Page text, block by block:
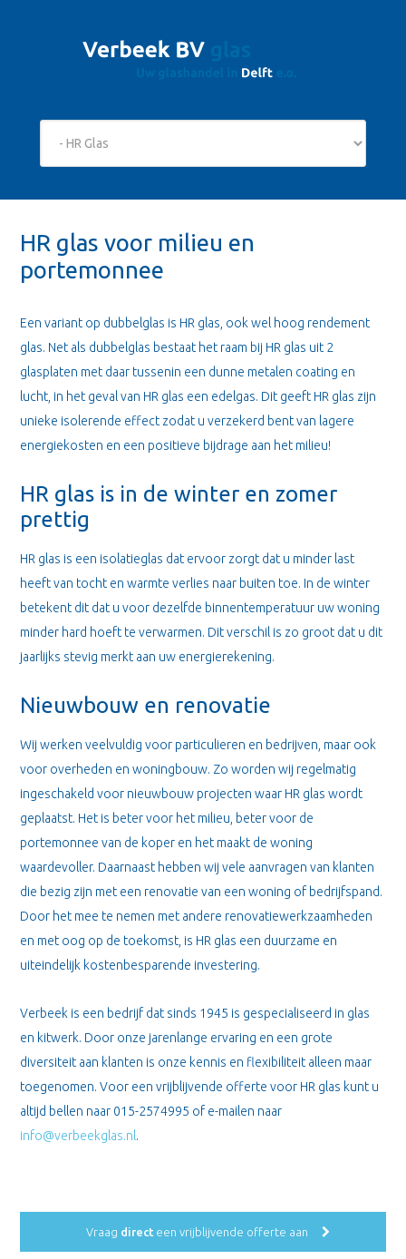
HR glas voor milieu en
portemonnee
Een variant op dubbelglas is HR glas, ook wel hoog rendement
glas. Net als dubbelglas bestaat het raam bij HR glas uit 2
glasplaten met daar tussenin een dunne metalen coating en
lucht, in het geval van HR glas een edelgas. Dit geeft HR glas zijn
unieke isolerende effect zodat u verzekerd bent van lagere
energiekosten en een positieve bijdrage aan het milieu!
HR glas is in de winter en zomer
prettig
HR glas is een isolatieglas dat ervoor zorgt dat u minder last
heeft van tocht en warmte verlies naar buiten toe. In de winter
betekent dit dat u voor dezelfde binnentemperatuur uw woning
minder hard hoeft te verwarmen. Dit verschil is zo groot dat u dit
jaarlijks stevig merkt aan uw energierekening.
Nieuwbouw en renovatie
Wij werken veelvuldig voor particulieren en bedrijven, maar ook
voor overheden en woningbouw. Zo worden wij regelmatig
ingeschakeld voor nieuwbouw projecten waar HR glas wordt
geplaatst. Het is beter voor het milieu, beter voor de
portemonnee van de koper en het maakt de woning
waardevoller. Daarnaast hebben wij vele aanvragen van klanten
die bezig zijn met een renovatie van een woning of bedrijfspand.
Door het mee te nemen met andere renovatiewerkzaamheden
en met oog op de toekomst, is HR glas een duurzame en
uiteindelijk kostenbesparende investering.
Verbeek is een bedrijf dat sinds 1945 is gespecialiseerd in glas
en kitwerk. Door onze jarenlange ervaring en een grote
diversiteit aan klanten is onze kennis en flexibiliteit alleen maar
toegenomen. Voor een vrijblijvende offerte voor HR glas kunt u
altijd bellen naar 015-2574995 of e-mailen naar
info@verbeekglas.nl .
Vraag directeen vrijblijvende offerte aan